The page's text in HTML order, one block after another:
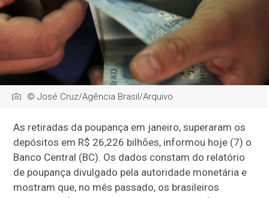
© José Cruz/Agência Brasil/Arquivo
As retiradas da poupança em janeiro, superaram os
depósitos em R$ 26,226 bilhões, informou hoje (7) o
Banco Central (BC). Os dados constam do relatório
de poupança divulgado pela autoridade monetária e
mostram que, no mês passado, os brasileiros